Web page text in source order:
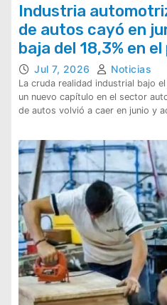
Industria
de autos cayó en
baja del 18,3% en
Jul 7, 2026 Noticias
La cruda realidad industrial bajo
un nuevo capítulo en el sector
de autos volvió a caer en junio y